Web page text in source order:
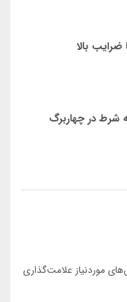
بالا
شرط در چهاربرگ
موردنیاز علامت‌گذاری